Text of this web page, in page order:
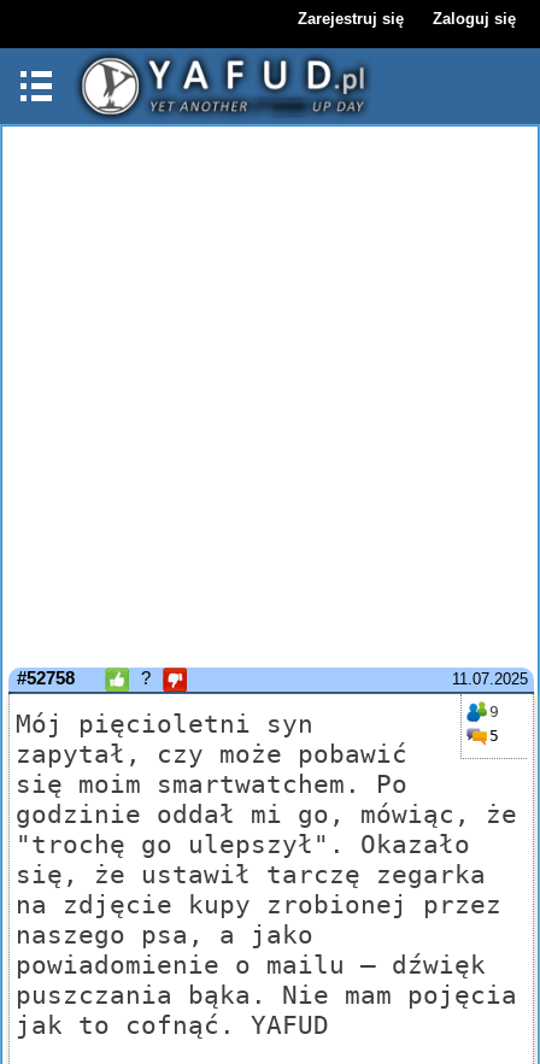
Zarejestruj się Zaloguj się
11.07.2025
#52758 ?
9
5
Mój pięcioletni syn
zapytał, czy może pobawić
się moim smartwatchem. Po
godzinie oddał mi go, mówiąc, że
"trochę go ulepszył". Okazało
się, że ustawił tarczę zegarka
na zdjęcie kupy zrobionej przez
naszego psa, a jako
powiadomienie o mailu – dźwięk
puszczania bąka. Nie mam pojęcia
jak to cofnąć. YAFUD